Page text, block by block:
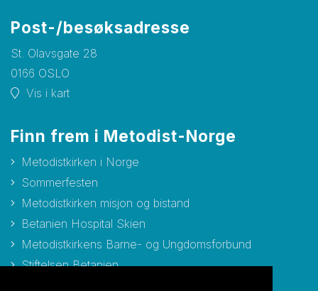
Post-/besøksadresse
St. Olavsgate 28
0166 OSLO
Vis i kart
Finn frem i Metodist-Norge
Metodistkirken i Norge
Sommerfesten
Metodistkirken misjon og bistand
Betanien Hospital Skien
Metodistkirkens Barne- og Ungdomsforbund
Stiftelsen Betanien